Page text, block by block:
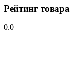
Рейтинг товара
0.0